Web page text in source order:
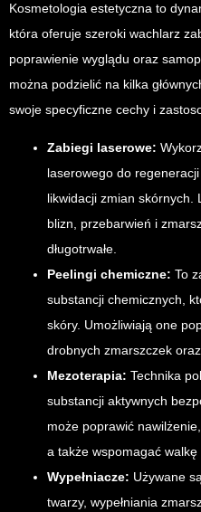
Kosmetologia estetyczna to
która oferuje szeroki wachlarz
poprawienie wyglądu oraz
można podzielić na kilka
swoje specyficzne cechy i
Zabiegi laserowe:
laserowego do
likwidacji zmian skórnych.
blizn, przebarwień i
długotrwałe.
Peelingi chemiczne: To
substancji chemicznych,
skóry. Umożliwiają one
drobnych zmarszczek
Mezoterapia: Technika
substancji aktywnych
może poprawić
a także wspomagać walkę
Wypełniacze: Używane
twarzy, wypełniania